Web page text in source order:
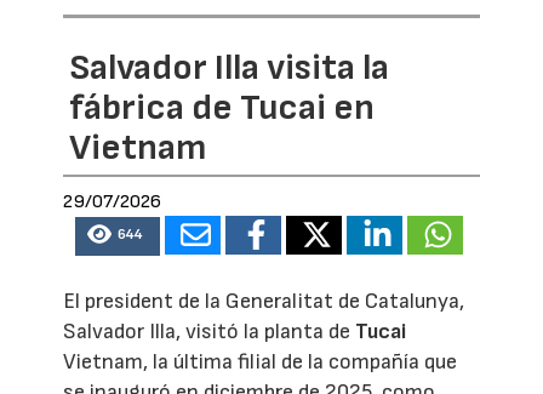
Salvador Illa visita la
fábrica de Tucai en
Vietnam
29/07/2026
644
El president de la Generalitat de Catalunya,
Salvador Illa, visitó la planta de Tucai
Vietnam, la última filial de la compañía que